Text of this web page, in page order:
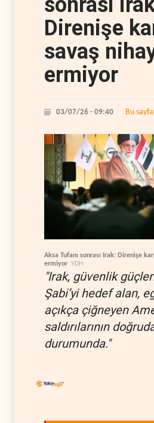
Direnişe
savaş
ermiyor
03/07/26 - 09:40 Bu
Aksa Tufanı sonrası Irak: Direnişe
ermiyor YDH
"Irak, güvenlik
Şabi’yi hedef alan,
açıkça çiğneyen
saldırılarının
durumunda."